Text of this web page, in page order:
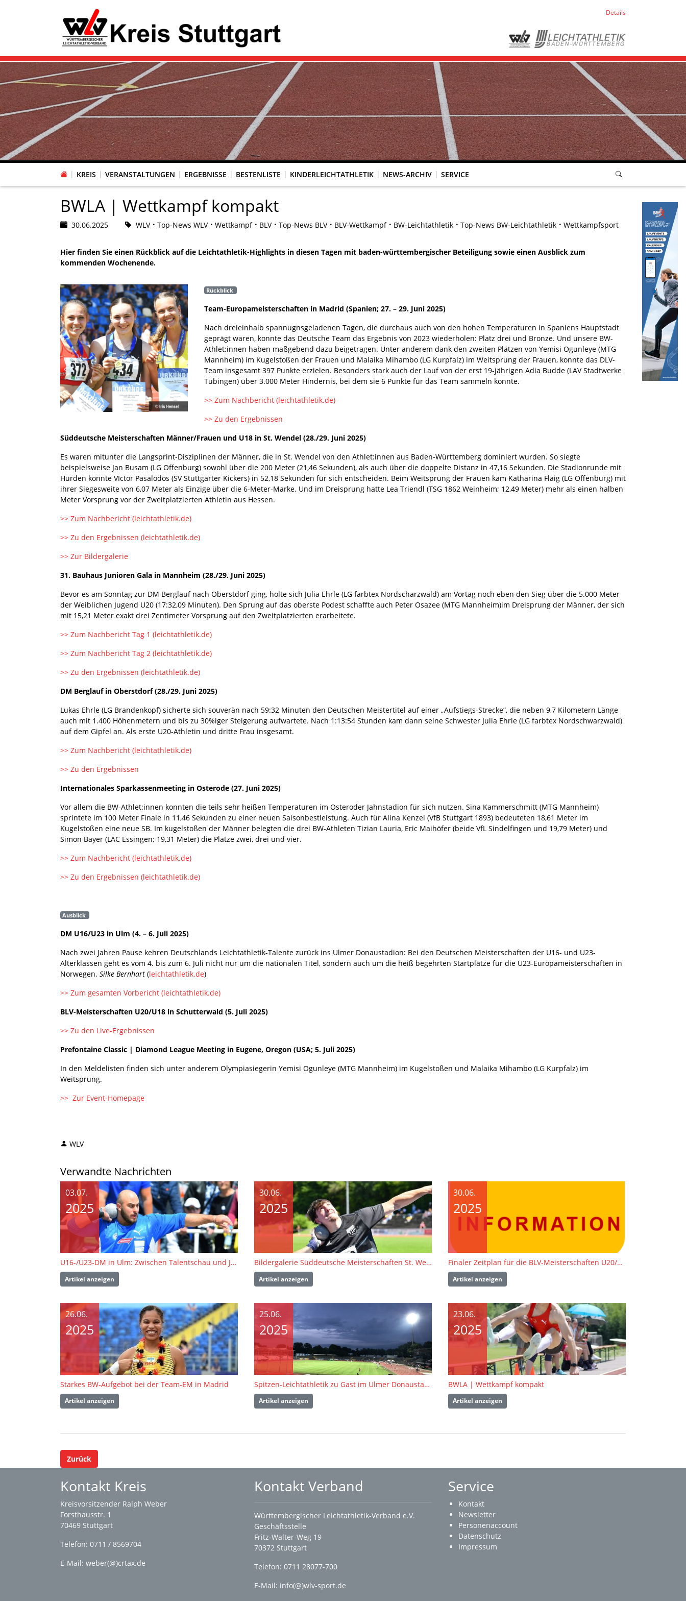
Details
KREIS VERANSTALTUNGEN ERGEBNISSE BESTENLISTE KINDERLEICHTATHLETIK NEWS-ARCHIV SERVICE
BWLA | Wettkampf kompakt
30.06.2025 WLV Top-News WLV Wettkampf BLV Top-News BLV BLV-Wettkampf BW-Leichtathletik Top-News BW-Leichtathletik Wettkampfsport
Hier finden Sie einen Rückblick auf die Leichtathletik-Highlights in diesen Tagen mit baden-württembergischer Beteiligung sowie einen Ausblick zum
kommenden Wochenende.
Rückblick
Team-Europameisterschaften in Madrid (Spanien; 27. – 29. Juni 2025)
Nach dreieinhalb spannugnsgeladenen Tagen, die durchaus auch von den hohen Temperaturen in Spaniens Hauptstadt
geprägt waren, konnte das Deutsche Team das Ergebnis von 2023 wiederholen: Platz drei und Bronze. Und unsere BW-
Athlet:innen haben maßgebend dazu beigetragen. Unter anderem dank den zweiten Plätzen von Yemisi Ogunleye (MTG
Mannheim) im Kugelstoßen der Frauen und Malaika Mihambo (LG Kurpfalz) im Weitsprung der Frauen, konnte das DLV-
Team insgesamt 397 Punkte erzielen. Besonders stark auch der Lauf von der erst 19-jährigen Adia Budde (LAV Stadtwerke
Tübingen) über 3.000 Meter Hindernis, bei dem sie 6 Punkte für das Team sammeln konnte.
>> Zum Nachbericht (leichtathletik.de)
>> Zu den Ergebnissen
Süddeutsche Meisterschaften Männer/Frauen und U18 in St. Wendel (28./29. Juni 2025)
Es waren mitunter die Langsprint-Disziplinen der Männer, die in St. Wendel von den Athlet:innen aus Baden-Württemberg dominiert wurden. So siegte
beispielsweise Jan Busam (LG Offenburg) sowohl über die 200 Meter (21,46 Sekunden), als auch über die doppelte Distanz in 47,16 Sekunden. Die Stadionrunde mit
Hürden konnte VIctor Pasalodos (SV Stuttgarter Kickers) in 52,18 Sekunden für sich entscheiden. Beim Weitsprung der Frauen kam Katharina Flaig (LG Offenburg) mit
ihrer Siegesweite von 6,07 Meter als Einzige über die 6-Meter-Marke. Und im Dreisprung hatte Lea Triendl (TSG 1862 Weinheim; 12,49 Meter) mehr als einen halben
Meter Vorsprung vor der Zweitplatzierten Athletin aus Hessen.
>> Zum Nachbericht (leichtathletik.de)
>> Zu den Ergebnissen (leichtathletik.de)
>> Zur Bildergalerie
31. Bauhaus Junioren Gala in Mannheim (28./29. Juni 2025)
Bevor es am Sonntag zur DM Berglauf nach Oberstdorf ging, holte sich Julia Ehrle (LG farbtex Nordscharzwald) am Vortag noch eben den Sieg über die 5.000 Meter
der Weiblichen Jugend U20 (17:32,09 Minuten). Den Sprung auf das oberste Podest schaffte auch Peter Osazee (MTG Mannheim)im Dreisprung der Männer, der sich
mit 15,21 Meter exakt drei Zentimeter Vorsprung auf den Zweitplatzierten erarbeitete.
>> Zum Nachbericht Tag 1 (leichtathletik.de)
>> Zum Nachbericht Tag 2 (leichtathletik.de)
>> Zu den Ergebnissen (leichtathletik.de)
DM Berglauf in Oberstdorf (28./29. Juni 2025)
Lukas Ehrle (LG Brandenkopf) sicherte sich souverän nach 59:32 Minuten den Deutschen Meistertitel auf einer „Aufstiegs-Strecke“, die neben 9,7 Kilometern Länge
auch mit 1.400 Höhenmetern und bis zu 30%iger Steigerung aufwartete. Nach 1:13:54 Stunden kam dann seine Schwester Julia Ehrle (LG farbtex Nordschwarzwald)
auf dem Gipfel an. Als erste U20-Athletin und dritte Frau insgesamt.
>> Zum Nachbericht (leichtathletik.de)
>> Zu den Ergebnissen
Internationales Sparkassenmeeting in Osterode (27. Juni 2025)
Vor allem die BW-Athlet:innen konnten die teils sehr heißen Temperaturen im Osteroder Jahnstadion für sich nutzen. Sina Kammerschmitt (MTG Mannheim)
sprintete im 100 Meter Finale in 11,46 Sekunden zu einer neuen Saisonbestleistung. Auch für Alina Kenzel (VfB Stuttgart 1893) bedeuteten 18,61 Meter im
Kugelstoßen eine neue SB. Im kugelstoßen der Männer belegten die drei BW-Athleten Tizian Lauria, Eric Maihöfer (beide VfL Sindelfingen und 19,79 Meter) und
Simon Bayer (LAC Essingen; 19,31 Meter) die Plätze zwei, drei und vier.
>> Zum Nachbericht (leichtathletik.de)
>> Zu den Ergebnissen (leichtathletik.de)
Ausblick
DM U16/U23 in Ulm (4. – 6. Juli 2025)
Nach zwei Jahren Pause kehren Deutschlands Leichtathletik-Talente zurück ins Ulmer Donaustadion: Bei den Deutschen Meisterschaften der U16- und U23-
Alterklassen geht es vom 4. bis zum 6. Juli nicht nur um die nationalen Titel, sondern auch um die heiß begehrten Startplätze für die U23-Europameisterschaften in
Norwegen. Silke Bernhart (leichtathletik.de)
>> Zum gesamten Vorbericht (leichtathletik.de)
BLV-Meisterschaften U20/U18 in Schutterwald (5. Juli 2025)
>> Zu den Live-Ergebnissen
Prefontaine Classic | Diamond League Meeting in Eugene, Oregon (USA; 5. Juli 2025)
In den Meldelisten finden sich unter anderem Olympiasiegerin Yemisi Ogunleye (MTG Mannheim) im Kugelstoßen und Malaika Mihambo (LG Kurpfalz) im
Weitsprung.
>> Zur Event-Homepage
WLV
Verwandte Nachrichten
03.07.
2025
U16-/U23-DM in Ulm: Zwischen Talentschau und Jagd auf die U23-EM-Tickets
Artikel anzeigen
30.06.
2025
Bildergalerie Süddeutsche Meisterschaften St. Wendel
Artikel anzeigen
30.06.
2025
Finaler Zeitplan für die BLV-Meisterschaften U20/U18 veröffentlicht
Artikel anzeigen
26.06.
2025
Starkes BW-Aufgebot bei der Team-EM in Madrid
Artikel anzeigen
25.06.
2025
Spitzen-Leichtathletik zu Gast im Ulmer Donaustadion
Artikel anzeigen
23.06.
2025
BWLA | Wettkampf kompakt
Artikel anzeigen
Zurück
Kontakt Kreis
Kreisvorsitzender Ralph Weber
Forsthausstr. 1
70469 Stuttgart
Telefon: 0711 / 8569704
E-Mail: weber(@)crtax.de
Kontakt Verband
Württembergischer Leichtathletik-Verband e.V.
Geschäftsstelle
Fritz-Walter-Weg 19
70372 Stuttgart
Telefon: 0711 28077-700
E-Mail: info(@)wlv-sport.de
Service
Kontakt
Newsletter
Personenaccount
Datenschutz
Impressum